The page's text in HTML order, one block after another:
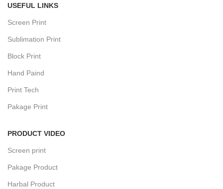
USEFUL LINKS
Screen Print
Sublimation Print
Block Print
Hand Paind
Print Tech
Pakage Print
PRODUCT VIDEO
Screen print
Pakage Product
Harbal Product